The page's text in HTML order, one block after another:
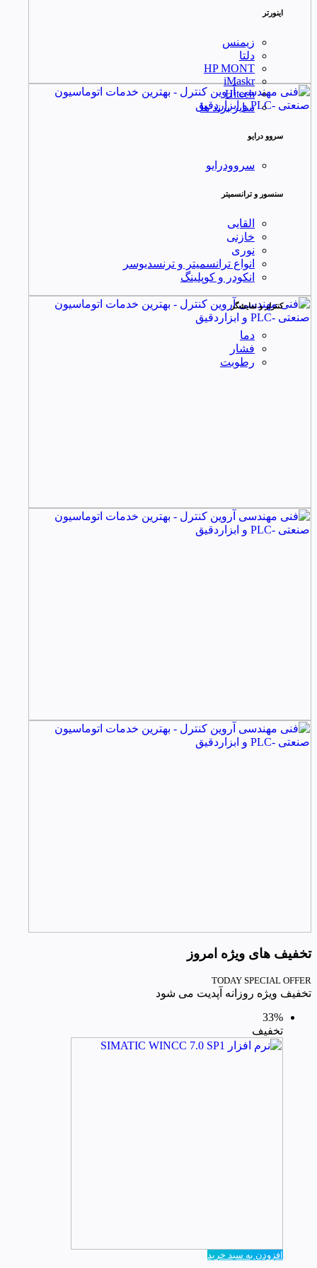
اینورتر
زیمنس
دلتا
HP MONT
iMaskr
Hitech
سایر برند ها
سروو درایو
سروودرایو
سنسور و ترانسمیتر
القایی
خازنی
نوری
انواع ترانسمیتر و ترنسدیوسر
انکودر و کوپلینگ
کنترلر و نمایشگر
دما
فشار
رطوبت
تخفیف های ویژه امروز
TODAY SPECIAL OFFER
تخفیف ویژه روزانه آپدیت می شود
33%
تخفیف
افزودن به سبد خرید